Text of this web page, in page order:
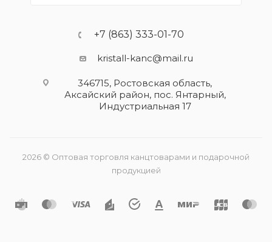
+7 (863) 333-01-70
kristall-kanc@mail.ru
346715, Ростовская область​,
Аксайский район, пос. Янтарный,
Индустриальная 17
2026 © Оптовая торговля канцтоварами и подарочной
продукцией